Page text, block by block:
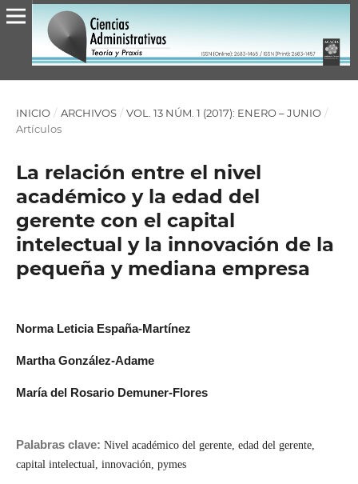
INICIO / ARCHIVOS / VOL. 13 NÚM. 1 (2017): ENERO – JUNIO /
Artículos
La relación entre el nivel
académico y la edad del
gerente con el capital
intelectual y la innovación de la
pequeña y mediana empresa
Norma Leticia España-Martínez
Martha González-Adame
María del Rosario Demuner-Flores
Palabras clave: Nivel académico del gerente, edad del gerente,
capital intelectual, innovación, pymes